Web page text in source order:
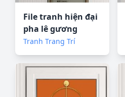
File tranh hiện đại
pha lê gương
KF72691
Tranh Trang Trí